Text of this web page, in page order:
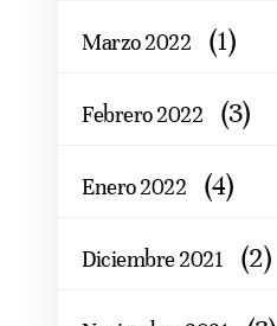
Marzo 2022 (1)
Febrero 2022 (3)
Enero 2022 (4)
Diciembre 2021 (2)